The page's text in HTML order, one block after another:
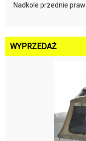
Nadkole przednie
WYPRZEDAŻ